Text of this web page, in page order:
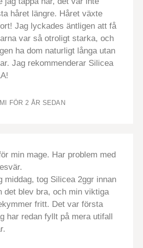
håret längre. Håret växte
Jag lyckades äntligen att få
var så otroligt starka, och
ha dom naturligt långa utan
Jag rekommenderar Silicea
FÖR 2 ÅR SEDAN
min mage. Har problem med
middag, tog Silicea 2ggr innan
det blev bra, och min viktiga
fritt. Det var första
har redan fyllt på mera utifall